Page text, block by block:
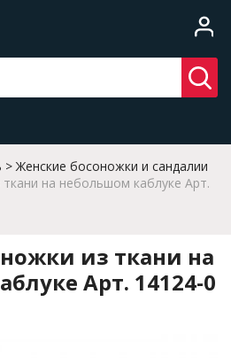
Женские босоножки и сандалии
на небольшом каблуке Арт.
из ткани на
Арт. 14124-0